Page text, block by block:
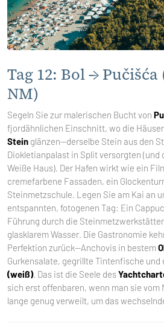
Tag 12: Bol → Pučišća
NM)
Segeln Sie zur malerischen Bucht von
fjordähnlichen Einschnitt, wo die
Stein glänzen—derselbe Stein aus den
Diokletianpalast in Split versorgten (und
Weiße Haus). Der Hafen wirkt wie ein
cremefarbene Fassaden, ein
Steinmetzschule. Legen Sie am Kai an
entspannten, fotogenen Tag: Ein
Führung durch die
glasklarem Wasser. Die Gastronomie
Perfektion zurück—Anchovis in bestem
Gurkensalate, gegrillte Tintenfische und
(weiß). Das ist die Seele des
sich erst offenbaren, wenn man sie vom
lange genug verweilt, um das